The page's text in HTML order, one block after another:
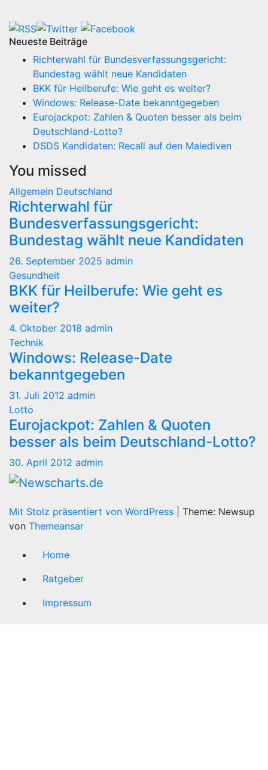
Neueste Beiträge
Richterwahl für Bundesverfassungsgericht:
Bundestag wählt neue Kandidaten
BKK für Heilberufe: Wie geht es weiter?
Windows: Release-Date bekanntgegeben
Eurojackpot: Zahlen & Quoten besser als beim
Deutschland-Lotto?
DSDS Kandidaten: Recall auf den Malediven
You missed
Allgemein Deutschland
Richterwahl für
Bundesverfassungsgericht:
Bundestag wählt neue Kandidaten
26. September 2025 admin
Gesundheit
BKK für Heilberufe: Wie geht es
weiter?
4. Oktober 2018 admin
Technik
Windows: Release-Date
bekanntgegeben
31. Juli 2012 admin
Lotto
Eurojackpot: Zahlen & Quoten
besser als beim Deutschland-Lotto?
30. April 2012 admin
Mit Stolz präsentiert von WordPress
Theme: Newsup
von Themeansar
Home
Ratgeber
Impressum